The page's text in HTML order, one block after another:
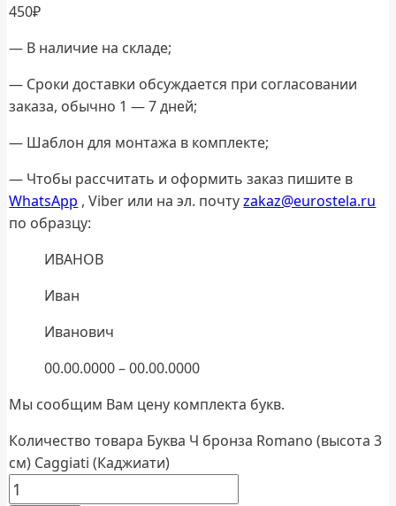
450₽
— В наличие на складе;
— Сроки доставки обсуждается при согласовании
заказа, обычно 1 — 7 дней;
— Шаблон для монтажа в комплекте;
— Чтобы рассчитать и оформить заказ пишите в
WhatsApp , Viber или на эл. почтуzakaz@eurostela.ru
по образцу:
ИВАНОВ
Иван
Иванович
00.00.0000 – 00.00.0000
Мы сообщим Вам цену комплекта букв.
Количество товара Буква Ч бронза Romano (высота 3
см) Caggiati (Каджиати)